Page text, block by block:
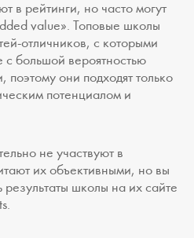
в рейтинги, но часто могут
value». Топовые школы
отличников, с которыми
с большой вероятностью
поэтому они подходят только
потенциалом и
не участвуют в
их объективными, но вы
результаты школы на их сайте